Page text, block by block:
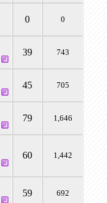
0 0
39 743
45 705
79 1,646
60 1,442
59 692